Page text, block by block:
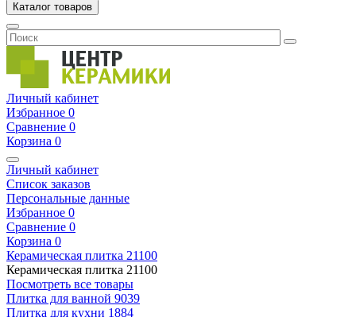
Каталог товаров
Личный кабинет
Избранное 0
Сравнение 0
Корзина 0
Личный кабинет
Список заказов
Персональные данные
Избранное 0
Сравнение 0
Корзина 0
Керамическая плитка 21100
Керамическая плитка 21100
Посмотреть все товары
Плитка для ванной 9039
Плитка для кухни 1884